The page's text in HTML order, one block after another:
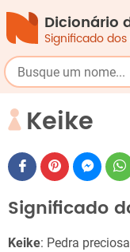
Dicionário
Significado
Keike
Significado
Keike: Pedra